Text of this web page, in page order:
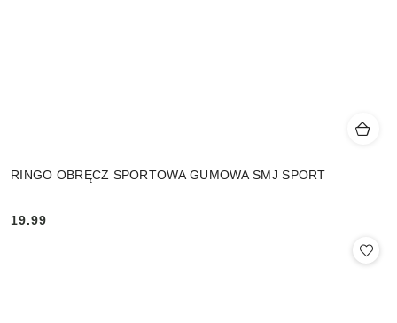
RINGO OBRĘCZ SPORTOWA GUMOWA SMJ SPORT
Cena:
19.99